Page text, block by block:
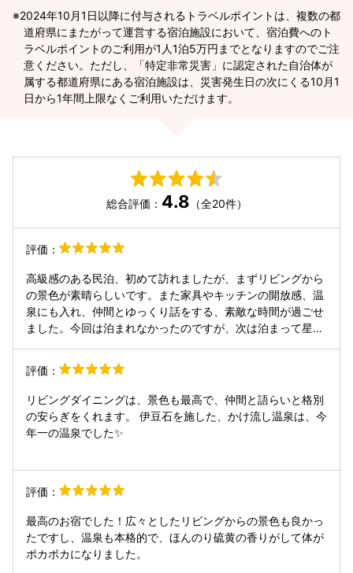
2024年10月1日以降に付与されるトラベルポイントは、複数の都
道府県にまたがって運営する宿泊施設において、宿泊費へのト
ラベルポイントのご利用が1人1泊5万円までとなりますのでご注
意ください。ただし、「特定非常災害」に認定された自治体が
属する都道府県にある宿泊施設は、災害発生日の次にくる10月1
日から1年間上限なくご利用いただけます。
総合評価： 4.8 （全20件）
評価：
高級感のある民泊、初めて訪れましたが、まずリビングから
の景色が素晴らしいです。また家具やキッチンの開放感、温
泉にも入れ、仲間とゆっくり話をする、素敵な時間が過ごせ
ました。今回は泊まれなかったのですが、次は泊まって星を
評価：
リビングダイニングは、景色も最高で、仲間と語らいと格別
の安らぎをくれます。 伊豆石を施した、かけ流し温泉は、今
年一の温泉でした✨
評価：
最高のお宿でした！広々としたリビングからの景色も良かっ
たですし、温泉も本格的で、ほんのり硫黄の香りがして体が
ポカポカになりました。